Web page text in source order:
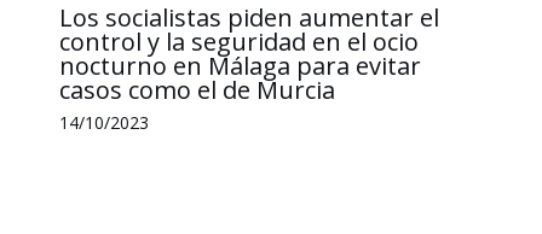
Los socialistas piden aumentar el
control y la seguridad en el ocio
nocturno en Málaga para evitar
casos como el de Murcia
14/10/2023